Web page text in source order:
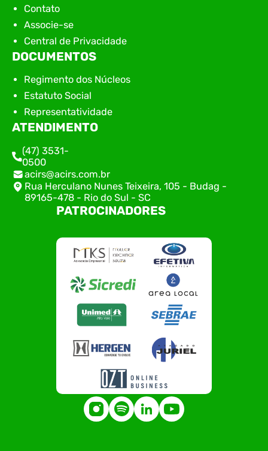
Contato
Associe-se
Central de Privacidade
DOCUMENTOS
Regimento dos Núcleos
Estatuto Social
Representatividade
ATENDIMENTO
(47) 3531-
0500
acirs@acirs.com.br
Rua Herculano Nunes Teixeira, 105 - Budag -
89165-478 - Rio do Sul - SC
PATROCINADORES